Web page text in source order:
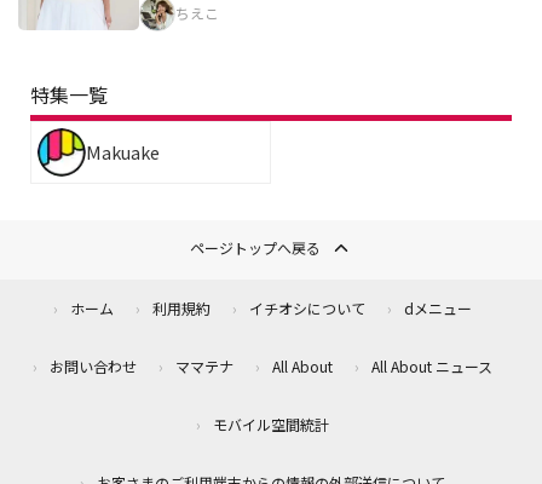
ちえこ
特集一覧
Makuake
ページトップへ戻る
ホーム 利用規約 イチオシについて dメニュー
お問い合わせ ママテナ All About All About ニュース
モバイル空間統計